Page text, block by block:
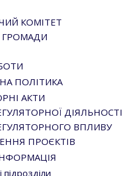
КОМІТЕТ
ПОЛІТИКА
АКТИ
ДІЯЛЬНОСТІ
ВПЛИВУ
ПРОЄКТІВ
підрозділи